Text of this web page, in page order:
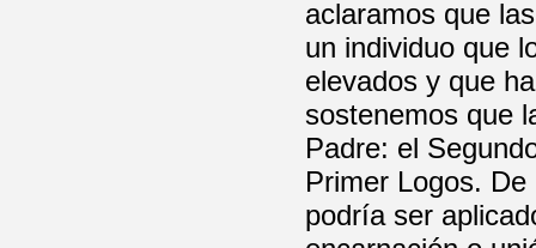
aclaramos que
un individuo que
elevados y que
sostenemos que
Padre: el
Primer Logos.
podría ser